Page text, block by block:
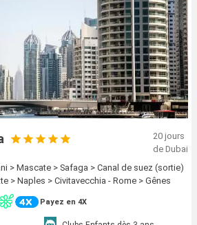
20 jours
de Dubai
> Mascate > Safaga > Canal de suez (sortie)
> Naples > Civitavecchia - Rome > Gênes
Payez en 4X